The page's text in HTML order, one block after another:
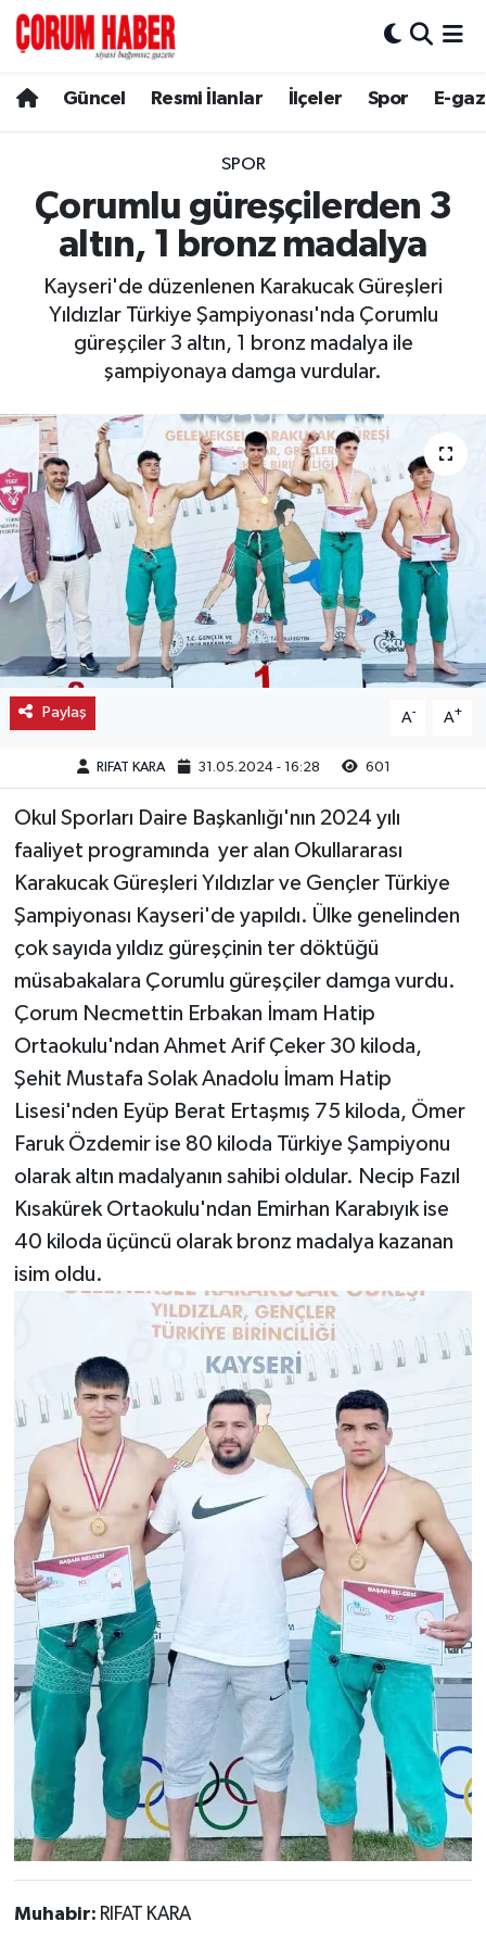
Güncel Resmi İlanlar İlçeler Spor E-
SPOR
Çorumlu güreşçilerden 3
altın, 1 bronz madalya
Kayseri'de düzenlenen Karakucak Güreşleri
Yıldızlar Türkiye Şampiyonası'nda Çorumlu
güreşçiler 3 altın, 1 bronz madalya ile
şampiyonaya damga vurdular.
Paylaş A- A+
RIFAT KARA 31.05.2024 - 16:28 601
Okul Sporları Daire Başkanlığı'nın 2024 yılı
faaliyet programında yer alan Okullararası
Karakucak Güreşleri Yıldızlar ve Gençler Türkiye
Şampiyonası Kayseri'de yapıldı. Ülke genelinden
çok sayıda yıldız güreşçinin ter döktüğü
müsabakalara Çorumlu güreşçiler damga vurdu.
Çorum Necmettin Erbakan İmam Hatip
Ortaokulu'ndan Ahmet Arif Çeker 30 kiloda,
Şehit Mustafa Solak Anadolu İmam Hatip
Lisesi'nden Eyüp Berat Ertaşmış 75 kiloda, Ömer
Faruk Özdemir ise 80 kiloda Türkiye Şampiyonu
olarak altın madalyanın sahibi oldular. Necip Fazıl
Kısakürek Ortaokulu'ndan Emirhan Karabıyık ise
40 kiloda üçüncü olarak bronz madalya kazanan
isim oldu.
Muhabir: RIFAT KARA
Spor
Resmi İlanlar
Alaca
Bayat
Boğazkale
Dodurga
İskilip
Kargı
Laçin
Mecitözü
Oğuzlar
Sungurlu
Uğurludağ
Sağlık
Hava Durumu
Çorum Namaz Vakitleri
Trafik Durumu
Süper Lig Puan Durumu ve Fikstür
Tüm Manşetler
Son Dakika Haberleri
Haber Arşivi